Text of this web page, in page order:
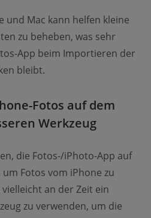
und Mac kann helfen kleine
zu beheben, was sehr
App beim Importieren der
bleibt.
Fotos auf dem
Werkzeug
die Fotos-/iPhoto-App auf
Fotos vom iPhone zu
an der Zeit ein
zu verwenden, um die